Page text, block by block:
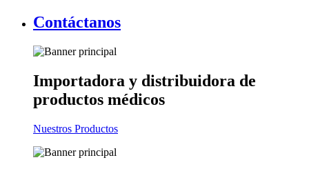
Contáctanos
Importadora y distribuidora de
productos médicos
Nuestros Productos